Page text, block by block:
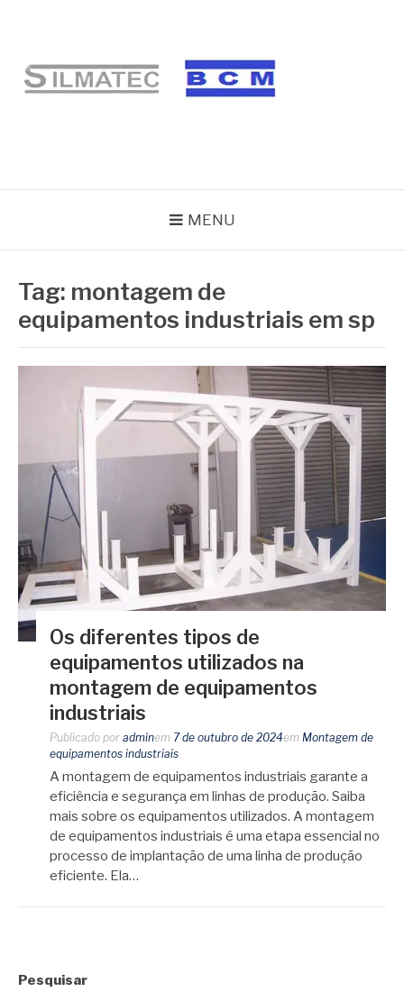
conteúdo
MENU
Tag: montagem de
equipamentos industriais em sp
Os diferentes tipos de
equipamentos utilizados na
montagem de equipamentos
industriais
Publicado por adminem 7 de outubro de 2024em Montagem de
equipamentos industriais
A montagem de equipamentos industriais garante a
eficiência e segurança em linhas de produção. Saiba
mais sobre os equipamentos utilizados. A montagem
de equipamentos industriais é uma etapa essencial no
processo de implantação de uma linha de produção
eficiente. Ela…
Pesquisar